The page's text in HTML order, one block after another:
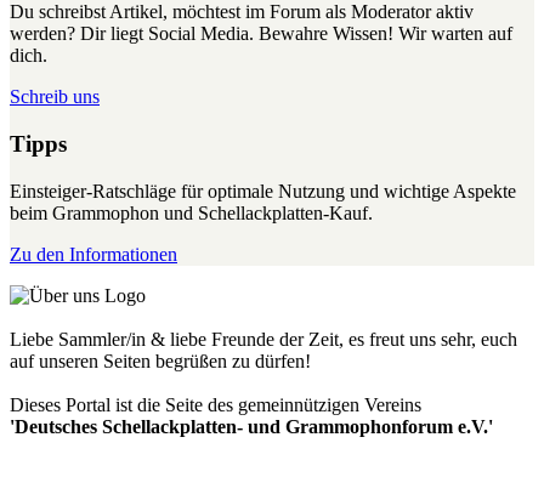
Du schreibst Artikel, möchtest im Forum als Moderator aktiv
werden? Dir liegt Social Media. Bewahre Wissen! Wir warten auf
dich.
Schreib uns
Tipps
Einsteiger-Ratschläge für optimale Nutzung und wichtige Aspekte
beim Grammophon und Schellackplatten-Kauf.
Zu den Informationen
Liebe Sammler/in & liebe Freunde der Zeit, es freut uns sehr, euch
auf unseren Seiten begrüßen zu dürfen!
Dieses Portal ist die Seite des gemeinnützigen Vereins
'Deutsches Schellackplatten- und Grammophonforum e.V.'